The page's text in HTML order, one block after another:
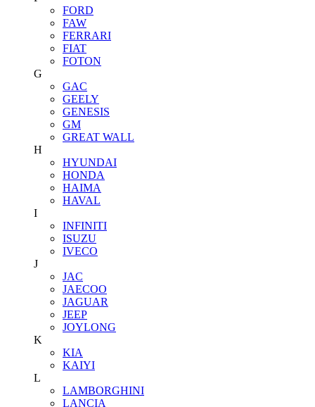
FORD
FAW
FERRARI
FIAT
FOTON
G
GAC
GEELY
GENESIS
GM
GREAT WALL
H
HYUNDAI
HONDA
HAIMA
HAVAL
I
INFINITI
ISUZU
IVECO
J
JAC
JAECOO
JAGUAR
JEEP
JOYLONG
K
KIA
KAIYI
L
LAMBORGHINI
LANCIA